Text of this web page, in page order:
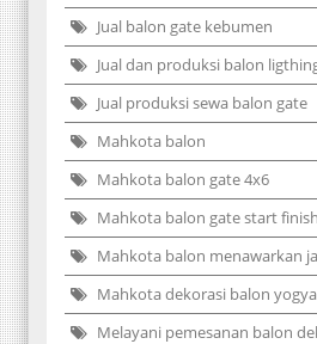
Jual balon gate kebumen
Jual dan produksi balon
Jual produksi sewa balon gate
Mahkota balon
Mahkota balon gate 4x6
Mahkota balon gate start
Mahkota balon menawarkan
Mahkota dekorasi balon
Melayani pemesanan balon